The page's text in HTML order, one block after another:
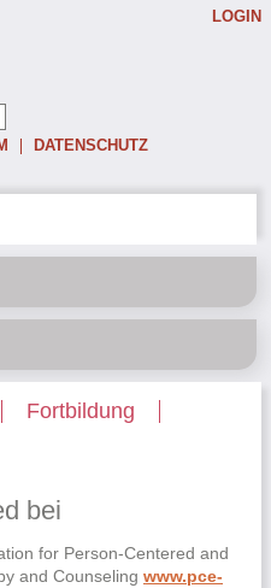
DATENSCHUTZ
LOGIN
Fortbildung
bei
for Person-Centered and
and Counseling www.pce-